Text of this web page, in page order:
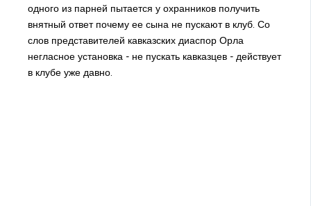
одного из парней пытается у охранников получить
внятный ответ почему ее сына не пускают в клуб. Со
слов представителей кавказских диаспор Орла
негласное установка - не пускать кавказцев - действует
в клубе уже давно.